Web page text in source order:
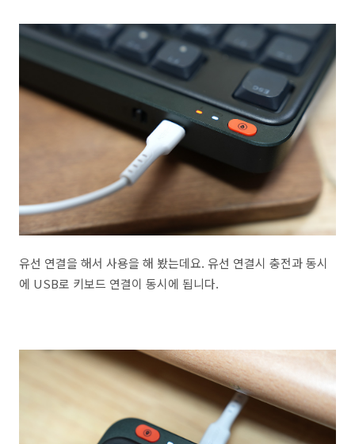
유선 연결을 해서 사용을 해 봤는데요. 유선 연결시 충전과 동시
에 USB로 키보드 연결이 동시에 됩니다.